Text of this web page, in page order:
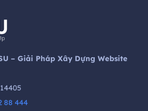
– Giải Pháp Xây Dựng Website
88 444